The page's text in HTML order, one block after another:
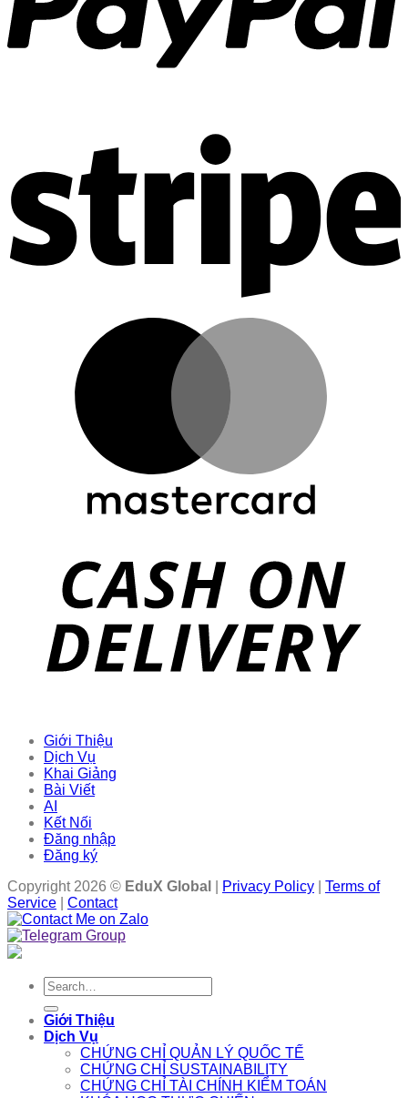
Giới Thiệu
Dịch Vụ
Khai Giảng
Bài Viết
AI
Kết Nối
Đăng nhập
Đăng ký
Copyright 2026 © EduX Global Privacy Policy
Terms of
Service
Contact
Search
for:
Giới Thiệu
Dịch Vụ
CHỨNG CHỈ QUẢN LÝ QUỐC TẾ
CHỨNG CHỈ SUSTAINABILITY
CHỨNG CHỈ TÀI CHÍNH KIỂM TOÁN